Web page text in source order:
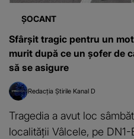
ȘOCANT
Sfârşit tragic pentru un
murit după ce un șofer de
să se asigure
Redacția Știrile Kanal D
Tragedia a avut loc
localității Vâlcele, pe